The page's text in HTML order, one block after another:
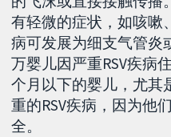
有轻微的症状，如咳嗽
病可发展为细支气管炎
万婴儿因严重RSV疾病
个月以下的婴儿，尤其
重的RSV疾病，因为他
全。